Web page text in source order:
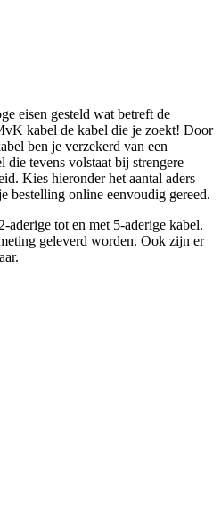
eisen gesteld wat betreft de
kabel de kabel die je zoekt! Door
ben je verzekerd van een
tevens volstaat bij strengere
Kies hieronder het aantal aders
bestelling online eenvoudig gereed.
aderige tot en met 5-aderige kabel.
geleverd worden. Ook zijn er